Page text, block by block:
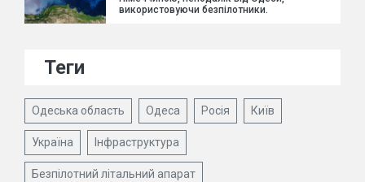
використовуючи безпілотники.
Теги
Одеська область Одеса Росія Київ
Україна Інфраструктура
Безпілотний літальний апарат